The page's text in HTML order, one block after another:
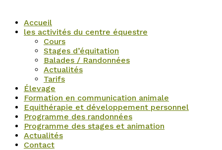
Accueil
les activités du centre équestre
Cours
Stages d’équitation
Balades / Randonnées
Actualités
Tarifs
Élevage
Formation en communication animale
Equithérapie et développement personnel
Programme des randonnées
Programme des stages et animation
Actualités
Contact